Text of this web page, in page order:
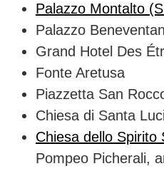
Palazzo Montalto
Palazzo
Grand Hotel Des
Fonte Aretusa
Piazzetta San
Chiesa di Santa
Chiesa dello Spirito
Pompeo Picherali,